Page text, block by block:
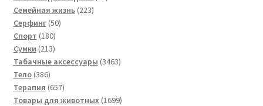
Семейная жизнь 223223
Серфинг 5050
Спорт 180180
товаров
Сумки 213213
товаров
Табачные аксессуары 34633463
Тело 386386
товаров
Терапия 657657
товаров
Товары для животных 16991699